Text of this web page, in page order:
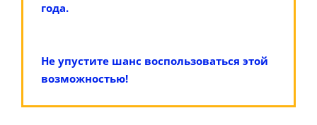
года.
Не упустите шанс воспользоваться этой
возможностью!